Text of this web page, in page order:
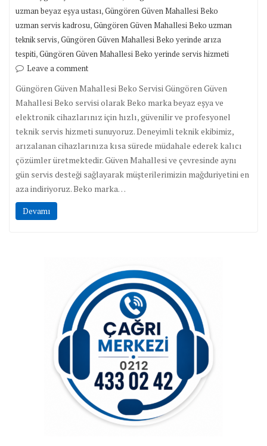
uzman beyaz eşya ustası,Güngören Güven Mahallesi Beko
uzman servis kadrosu,Güngören Güven Mahallesi Beko uzman
teknik servis,Güngören Güven Mahallesi Beko yerinde arıza
tespiti,Güngören Güven Mahallesi Beko yerinde servis hizmeti
Leave a comment
Güngören Güven Mahallesi Beko Servisi Güngören Güven
Mahallesi Beko servisi olarak Beko marka beyaz eşya ve
elektronik cihazlarınız için hızlı, güvenilir ve profesyonel
teknik servis hizmeti sunuyoruz. Deneyimli teknik ekibimiz,
arızalanan cihazlarınıza kısa sürede müdahale ederek kalıcı
çözümler üretmektedir. Güven Mahallesi ve çevresinde aynı
gün servis desteği sağlayarak müşterilerimizin mağduriyetini en
aza indiriyoruz. Beko marka…
Devamı